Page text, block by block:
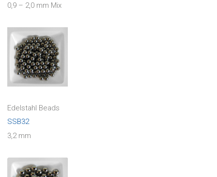
0,9 – 2,0 mm Mix
Edelstahl Beads
SSB32
3,2 mm